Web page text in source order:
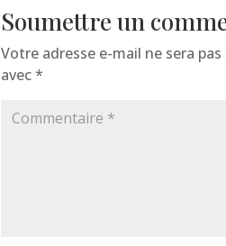
Soumettre un
Votre adresse e-mail ne sera pas
avec*